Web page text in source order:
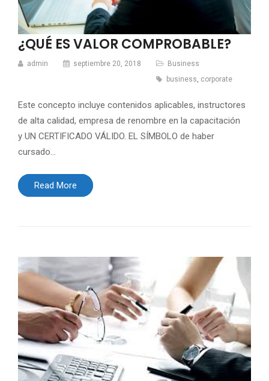
¿QUÉ ES VALOR COMPROBABLE?
admin septiembre 20, 2018
Business
business corporate
Este concepto incluye contenidos aplicables, instructores
de alta calidad, empresa de renombre en la capacitación
y UN CERTIFICADO VÁLIDO. EL SÍMBOLO de haber
cursado…
Read More